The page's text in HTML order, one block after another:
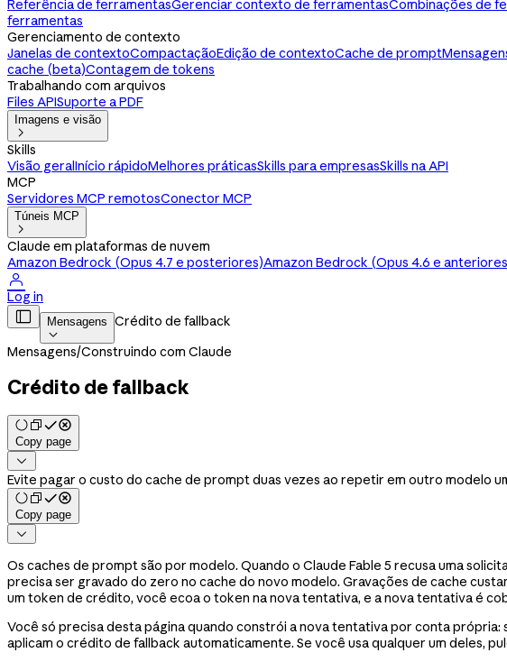
Referência de ferramentasGerenciar contexto de ferramentasCombinações de
ferramentas
Gerenciamento de contexto
Janelas de contextoCompactaçãoEdição de contextoCache de prompt
cache (beta)Contagem de tokens
Trabalhando com arquivos
Files APISuporte a PDF
Imagens e visão

Skills
Visão geralInício rápidoMelhores práticasSkills para empresasSkills na API
MCP
Servidores MCP remotosConector MCP
Túneis MCP

Claude em plataformas de nuvem
Amazon Bedrock (Opus 4.7 e posteriores)Amazon Bedrock (Opus 4.6 e

Log in
 Mensagens

Crédito de fallback
Mensagens/Construindo com Claude
Crédito de fallback
Copy page

Evite pagar o custo do cache de prompt duas vezes ao repetir em outro modelo
Copy page

Os caches de prompt são por modelo. Quando o Claude Fable 5 recusa uma
precisa ser gravado do zero no cache do novo modelo. Gravações de cache
um token de crédito, você ecoa o token na nova tentativa, e a nova tentativa é
Você só precisa desta página quando constrói a nova tentativa por conta
aplicam o crédito de fallback automaticamente. Se você usa qualquer um deles,